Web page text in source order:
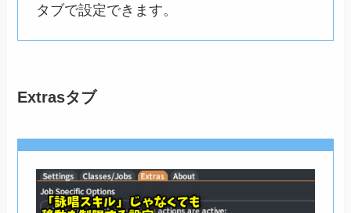
タブで設定できます。
Extrasタブ